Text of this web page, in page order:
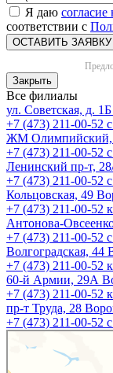
Я даю
соответствии с
ОСТАВИТЬ ЗАЯВКУ
Закрыть
Все филиалы
ул. Советская, д. 1Б
+7 (473) 211-00-52
ЖМ Олимпийский,
+7 (473) 211-00-52
Ленинский пр-т,
+7 (473) 211-00-52
Кольцовская, 49
+7 (473) 211-00-52
Антонова-
+7 (473) 211-00-52
Волгоградская, 44
+7 (473) 211-00-52
60-й Армии, 29А
+7 (473) 211-00-52
пр-т Труда, 28
+7 (473) 211-00-52